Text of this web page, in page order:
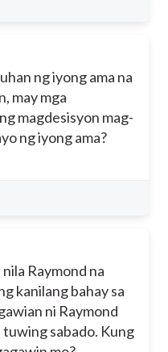
ng iyong ama na
may mga
magdesisyon mag-
ng iyong ama?
Raymond na
kanilang bahay sa
ni Raymond
sabado. Kung